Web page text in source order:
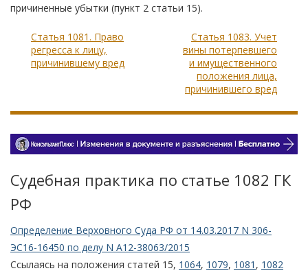
причиненные убытки (пункт 2 статьи 15).
Статья 1081. Право
регресса к лицу,
причинившему вред
Статья 1083. Учет
вины потерпевшего
и имущественного
положения лица,
причинившего вред
Судебная практика по статье 1082 ГК
РФ
Определение Верховного Суда РФ от 14.03.2017 N 306-
ЭС16-16450 по делу N А12-38063/2015
Ссылаясь на положения статей 15, 1064, 1079, 1081 , 1082